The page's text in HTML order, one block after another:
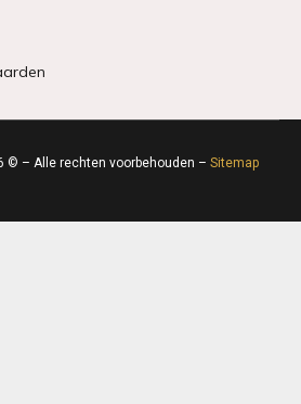
© – Alle rechten voorbehouden – Sitemap